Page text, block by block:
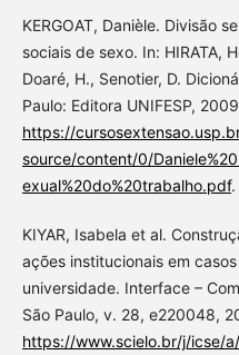
KERGOAT, Danièle. Divisão
sociais de sexo. In: HIRATA,
Doaré, H., Senotier, D.
Paulo: Editora UNIFESP,
https://
source/content/0/
exual%20do%20trabalho.pdf.
KIYAR, Isabela et al.
ações institucionais em
universidade. Interface –
São Paulo, v. 28, e220048,
https://www.scielo.br/j/icse/